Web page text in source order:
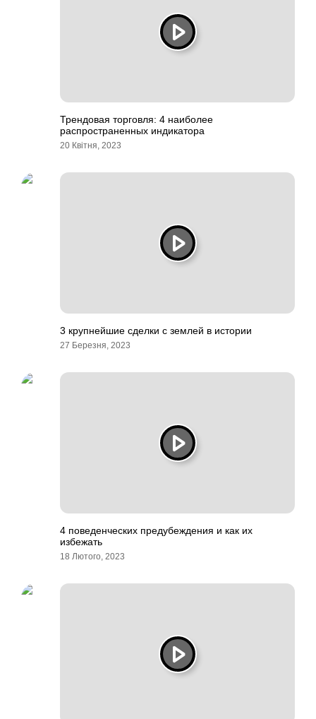
Трендовая торговля: 4 наиболее
распространенных индикатора
20 Квітня, 2023
3 крупнейшие сделки с землей в истории
27 Березня, 2023
4 поведенческих предубеждения и как их
избежать
18 Лютого, 2023